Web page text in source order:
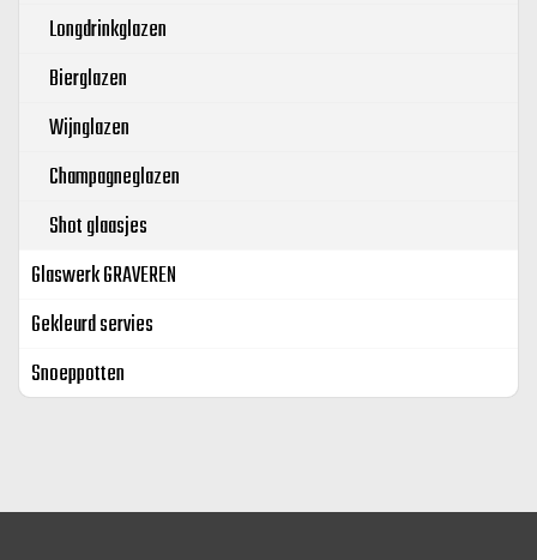
Longdrinkglazen
Bierglazen
Wijnglazen
Champagneglazen
Shot glaasjes
Glaswerk GRAVEREN
Gekleurd servies
Snoeppotten